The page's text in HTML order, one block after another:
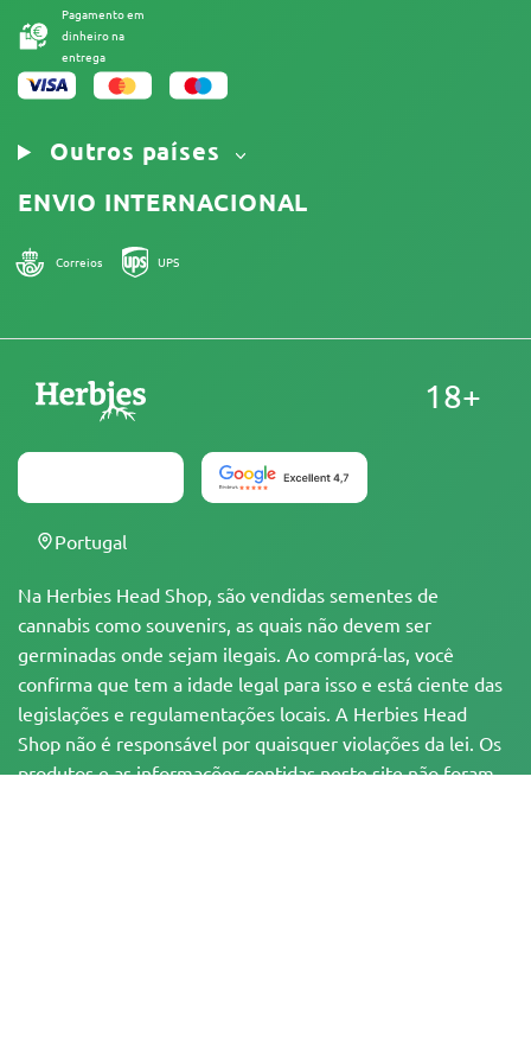
Pagamento em
dinheiro na
entrega
Outros países
ENVIO INTERNACIONAL
Correios UPS
Na Herbies Head Shop, são vendidas sementes de
cannabis como souvenirs, as quais não devem ser
germinadas onde sejam ilegais. Ao comprá-las, você
confirma que tem a idade legal para isso e está ciente das
legislações e regulamentações locais. A Herbies Head
Shop não é responsável por quaisquer violações da lei. Os
produtos e as informações contidas neste site não foram
18+
Portugal